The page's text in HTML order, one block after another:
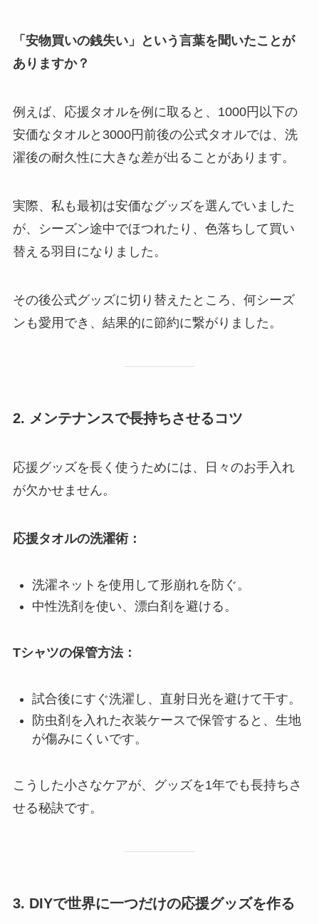
「安物買いの銭失い」という言葉を聞いたことが
ありますか？
例えば、応援タオルを例に取ると、1000円以下の
安価なタオルと3000円前後の公式タオルでは、洗
濯後の耐久性に大きな差が出ることがあります。
実際、私も最初は安価なグッズを選んでいました
が、シーズン途中でほつれたり、色落ちして買い
替える羽目になりました。
その後公式グッズに切り替えたところ、何シーズ
ンも愛用でき、結果的に節約に繋がりました。
2. メンテナンスで長持ちさせるコツ
応援グッズを長く使うためには、日々のお手入れ
が欠かせません。
応援タオルの洗濯術：
洗濯ネットを使用して形崩れを防ぐ。
中性洗剤を使い、漂白剤を避ける。
Tシャツの保管方法：
試合後にすぐ洗濯し、直射日光を避けて干す。
防虫剤を入れた衣装ケースで保管すると、生地
が傷みにくいです。
こうした小さなケアが、グッズを1年でも長持ちさ
せる秘訣です。
3. DIYで世界に一つだけの応援グッズを作る